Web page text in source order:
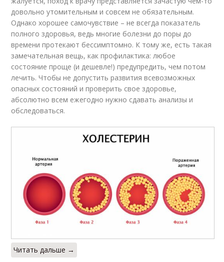
довольно утомительным и совсем не обязательным.
Однако хорошее самочувствие – не всегда показатель
полного здоровья, ведь многие болезни до поры до
времени протекают бессимптомно. К тому же, есть такая
замечательная вещь, как профилактика: любое
состояние проще (и дешевле!) предупредить, чем потом
лечить. Чтобы не допустить развития всевозможных
опасных состояний и проверить свое здоровье,
абсолютно всем ежегодно нужно сдавать анализы и
обследоваться.
Читать дальше →